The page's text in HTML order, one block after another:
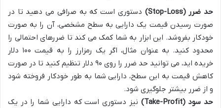
حد ضرر (Stop-Loss)
دستوری است که به صرافی می دهید تا در
صورت رسیدن قیمت یک دارایی به سطح مشخصی، آن را به صورت
خودکار بفروشد. این ابزار به شما کمک می کند تا ضررهای احتمالی را
محدود کنید. به عنوان مثال، اگر یک رمزارز را به قیمت ۱۰۰ دلار
خریده اید، می توانید حد ضرر را روی ۹۰ دلار تنظیم کنید تا در صورت
کاهش قیمت به این سطح، دارایی شما به طور خودکار فروخته شود
و از ضرر بیشتر جلوگیری شود.
حد سود (Take-Profit)
نیز دستوری است که دارایی شما را در یک